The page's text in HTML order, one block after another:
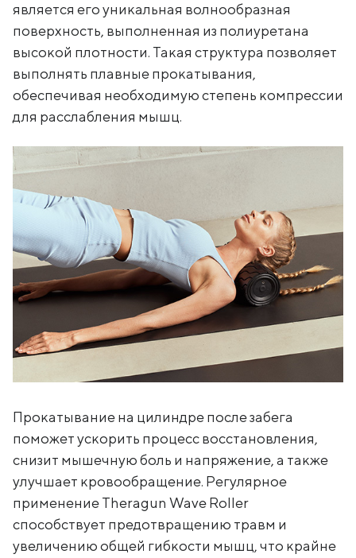
является его уникальная волнообразная
поверхность, выполненная из полиуретана
высокой плотности. Такая структура позволяет
выполнять плавные прокатывания,
обеспечивая необходимую степень компрессии
для расслабления мышц.
Прокатывание на цилиндре после забега
поможет ускорить процесс восстановления,
снизит мышечную боль и напряжение, а также
улучшает кровообращение. Регулярное
применение Theragun Wave Roller
способствует предотвращению травм и
увеличению общей гибкости мышц, что крайне